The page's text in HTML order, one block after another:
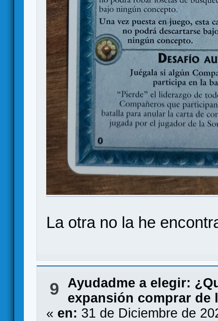
La otra no la he
9
Ayudadme a elegir:
expansión comprar de
« en: 31 de Diciembre de